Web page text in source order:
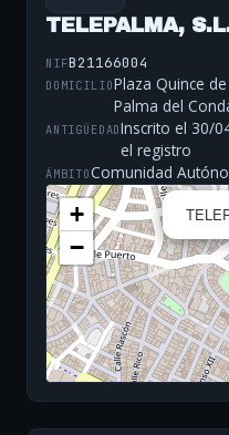
TELEPALMA,
NIFB21166004
DOMICILIOPlaza Quince
Palma del
ANTIGÜEDADInscrito el 30/
el registro
ÁMBITOComunidad
+
−